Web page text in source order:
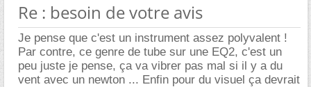
Re : besoin de votre avis
Je pense que c'est un instrument assez polyvalent !
Par contre, ce genre de tube sur une EQ2, c'est un
peu juste je pense, ça va vibrer pas mal si il y a du
vent avec un newton ... Enfin pour du visuel ça devrait